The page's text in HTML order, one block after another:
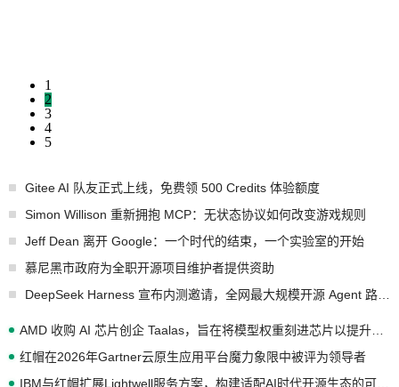
1
2
3
4
5
Gitee AI 队友正式上线，免费领 500 Credits 体验额度
Simon Willison 重新拥抱 MCP：无状态协议如何改变游戏规则
Jeff Dean 离开 Google：一个时代的结束，一个实验室的开始
慕尼黑市政府为全职开源项目维护者提供资助
红帽在2026年Gartner云原生应用平台魔力象限中被评为领导者